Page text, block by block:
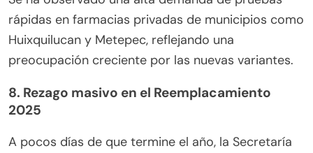
rápidas en farmacias privadas de municipios como
Huixquilucan y Metepec, reflejando una
preocupación creciente por las nuevas variantes.
8. Rezago masivo en el Reemplacamiento
2025
A pocos días de que termine el año, la Secretaría